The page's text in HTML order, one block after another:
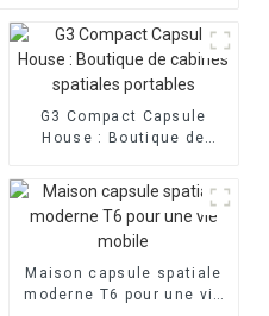
G3 Compact Capsule
House : Boutique de
Maison capsule spatiale
moderne T6 pour une vie